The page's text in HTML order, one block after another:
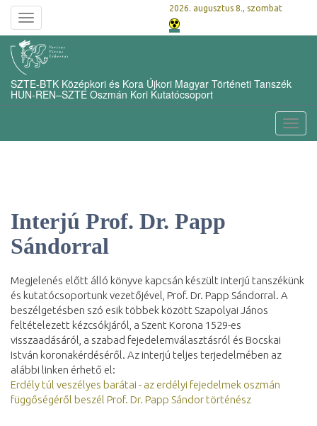
Toggle
navigation
2026. augusztus 8., szombat
SZTE-BTK Középkori és Kora Újkori Magyar Történeti Tanszék
HUN-REN–SZTE Oszmán Kori Kutatócsoport
Interjú Prof. Dr. Papp
Sándorral
Megjelenés előtt álló könyve kapcsán készült interjú tanszékünk
és kutatócsoportunk vezetőjével, Prof. Dr. Papp Sándorral. A
beszélgetésben szó esik többek között Szapolyai János
feltételezett kézcsókjáról, a Szent Korona 1529-es
visszaadásáról, a szabad fejedelemválasztásról és Bocskai
István koronakérdéséről. Az interjú teljes terjedelmében az
alábbi linken érhető el:
Erdély túl veszélyes barátai - az erdélyi fejedelmek oszmán
függőségéről beszél Prof. Dr. Papp Sándor történész